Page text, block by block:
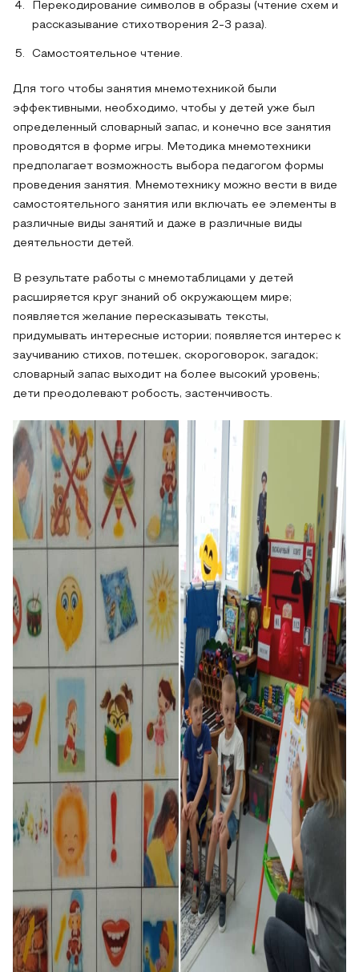
Перекодирование символов в образы (чтение схем и
рассказывание стихотворения 2-3 раза).
Самостоятельное чтение.
Для того чтобы занятия мнемотехникой были
эффективными, необходимо, чтобы у детей уже был
определенный словарный запас, и конечно все занятия
проводятся в форме игры. Методика мнемотехники
предполагает возможность выбора педагогом формы
проведения занятия. Мнемотехнику можно вести в виде
самостоятельного занятия или включать ее элементы в
различные виды занятий и даже в различные виды
деятельности детей.
В результате работы с мнемотаблицами у детей
расширяется круг знаний об окружающем мире;
появляется желание пересказывать тексты,
придумывать интересные истории; появляется интерес к
заучиванию стихов, потешек, скороговорок, загадок;
словарный запас выходит на более высокий уровень;
дети преодолевают робость, застенчивость.